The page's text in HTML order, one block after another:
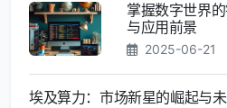
掌握数字世界
与应用前景
2025-06-21
埃及算力：市场新星的崛起与